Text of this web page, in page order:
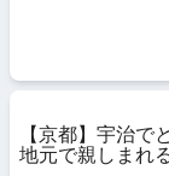
【京都】宇治で
地元で親しまれ